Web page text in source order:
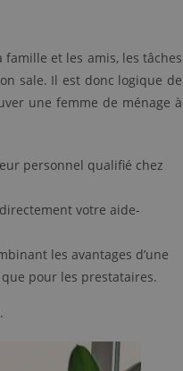
et les amis, les tâches
sale. Il est donc logique de
une femme de ménage à
personnel qualifié chez
votre aide-
les avantages d’une
pour les prestataires.
.